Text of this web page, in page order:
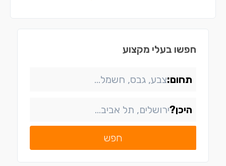
חפשו בעלי מקצוע
תחום:
היכן?
חפש